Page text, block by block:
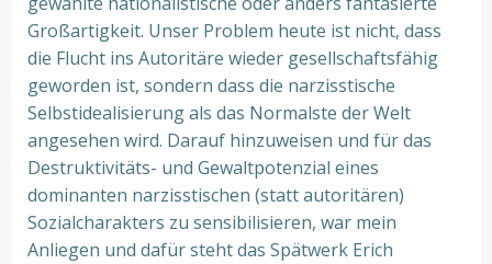
Großartigkeit. Unser Problem heute ist nicht, dass
die Flucht ins Autoritäre wieder gesellschaftsfähig
geworden ist, sondern dass die narzisstische
Selbstidealisierung als das Normalste der Welt
angesehen wird. Darauf hinzuweisen und für das
Destruktivitäts- und Gewaltpotenzial eines
dominanten narzisstischen (statt autoritären)
Sozialcharakters zu sensibilisieren, war mein
Anliegen und dafür steht das Spätwerk Erich